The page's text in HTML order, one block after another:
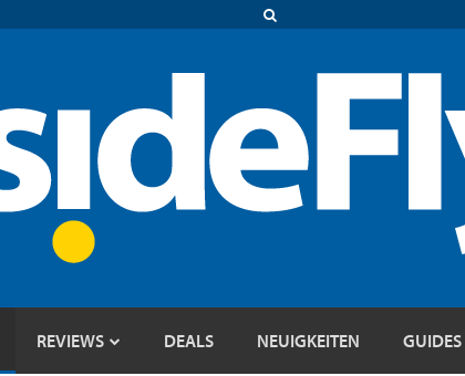
REVIEWS DEALS NEUIGKEITEN GUIDES